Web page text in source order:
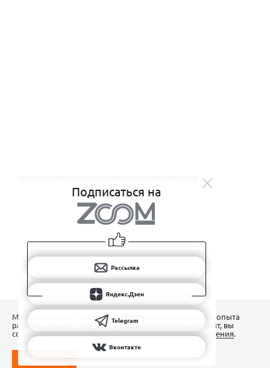
Подписаться на
Рассылка
Яндекс.Дзен
Telegram
Вконтакте
Мы используем Сookies для обеспечения наилучшего опыта
работы на нашем сайте. Продолжая использовать сайт, вы
соглашаетесь с условиямиПользовательского соглашения.
ПОНЯТНО